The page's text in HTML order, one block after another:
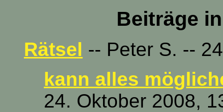
Beiträge
Rätsel -- Peter S. --
kann alles
24. Oktober 2008,